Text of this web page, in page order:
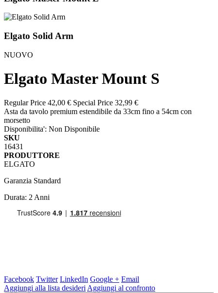
Elgato Solid Arm
NUOVO
Elgato Master Mount S
Regular Price 42,00 € Special Price 32,99 €
Asta da tavolo premium estendibile da 33cm fino a 54cm con
morsetto
Disponibilita': Non Disponibile
SKU
16431
PRODUTTORE
ELGATO
Garanzia Standard
Durata: 2 Anni
Facebook Twitter LinkedIn Google + Email
Aggiungi alla lista desideri Aggiungi al confronto